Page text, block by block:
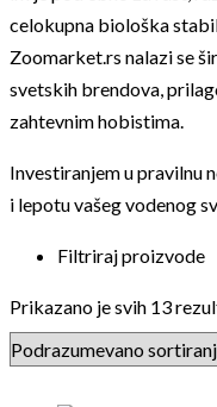
celokupna biološka
Zoomarket.rs nalazi se
svetskih brendova,
zahtevnim hobistima.
Investiranjem u pravilnu
i lepotu vašeg vodenog
Filtriraj proizvode
Prikazano je svih 13